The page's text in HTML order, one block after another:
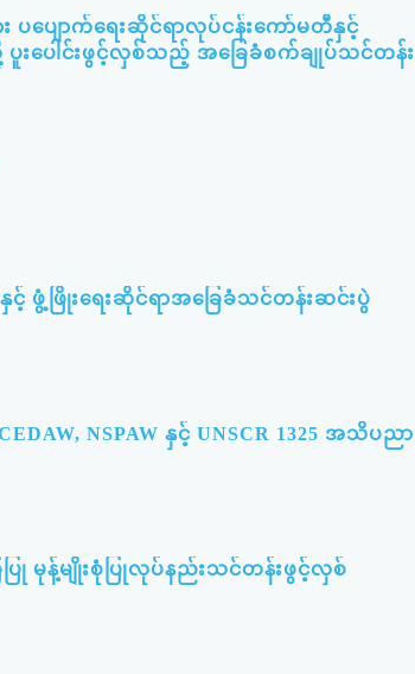
ပပျောက်ရေးဆိုင်ရာလုပ်ငန်းကော်မတီနှင့်
ပူးပေါင်းဖွင့်လှစ်သည့် အခြေခံစက်ချုပ်သင်တန်း
ဖွံ့ဖြိုးရေးဆိုင်ရာအခြေခံသင်တန်းဆင်းပွဲ
NSPAW နှင့် UNSCR 1325 အသိပညာ
ပြု မုန့်မျိုးစုံပြုလုပ်နည်းသင်တန်းဖွင့်လှစ်